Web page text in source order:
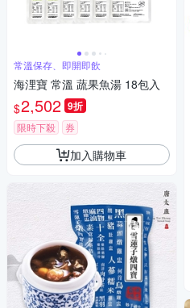
常溫保存、即開即飲
海浬寶 常溫 蔬果魚湯 18包入
$2,502 9折
限時下殺 券
加入購物車